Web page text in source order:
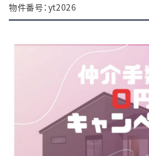
物件番号：yt2026